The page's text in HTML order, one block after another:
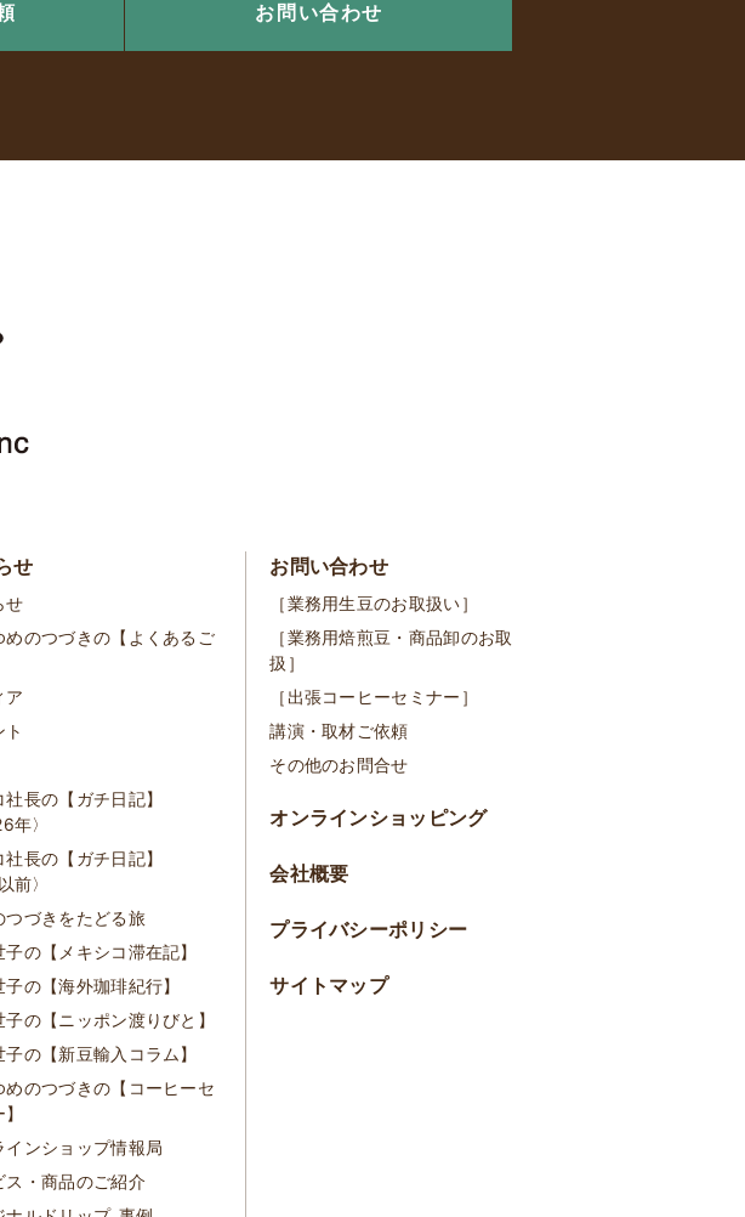
お問い合わせ
せ
せ
めのつづきの【よくあるご
ア
ト
社長の【ガチ日記】
年〉
社長の【ガチ日記】
前〉
つづきをたどる旅
子の【メキシコ滞在記】
子の【海外珈琲紀行】
子の【ニッポン渡りびと】
子の【新豆輸入コラム】
めのつづきの【コーヒーセ
インショップ情報局
ス・商品のご紹介
お問い合わせ
［業務用生豆のお取扱い］
［業務用焙煎豆・商品卸のお取
扱］
［出張コーヒーセミナー］
講演・取材ご依頼
その他のお問合せ
オンラインショッピング
会社概要
プライバシーポリシー
サイトマップ